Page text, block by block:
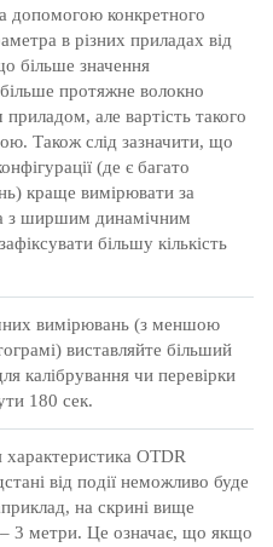
допомогою конкретного
в різних приладах від
більше значення
протяжне волокно
але вартість такого
Також слід зазначити, що
(де є багато
краще вимірювати за
з ширшим динамічним
більшу кількість
вимірювань (з меншою
виставляйте більший
калібрування чи перевірки
180 сек.
характеристика OTDR
від події неможливо буде
на скрині вище
3 метри. Це означає, що якщо